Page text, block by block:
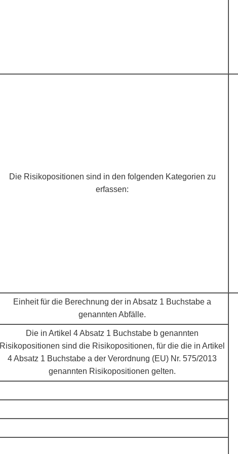
Die Risikopositionen sind in den folgenden Kategorien zu
erfassen:
Einheit für die Berechnung der in Absatz 1 Buchstabe a
genannten Abfälle.
Die in Artikel 4 Absatz 1 Buchstabe b genannten
Risikopositionen sind die Risikopositionen, für die die in Artikel
4 Absatz 1 Buchstabe a der Verordnung (EU) Nr. 575/2013
genannten Risikopositionen gelten.